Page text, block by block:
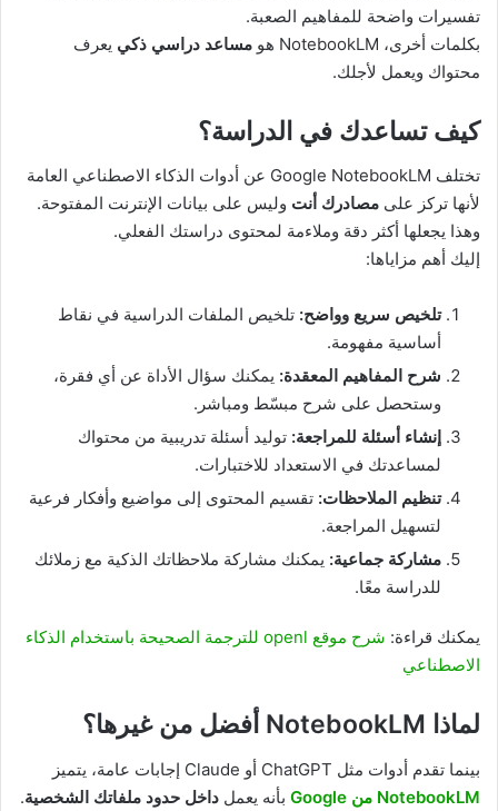
تفسيرات واضحة للمفاهيم الصعبة.
بكلمات أخرى، NotebookLM هو
مساعد دراسي ذكي يعرف
محتواك ويعمل لأجلك.
كيف تساعدك في الدراسة؟
تختلف Google NotebookLM عن أدوات الذكاء الاصطناعي العامة
لأنها تركز على مصادرك أنت وليس على بيانات الإنترنت المفتوحة.
وهذا يجعلها أكثر دقة وملاءمة لمحتوى دراستك الفعلي.
إليك أهم مزاياها:
تلخيص سريع وواضح: تلخيص الملفات الدراسية في نقاط
أساسية مفهومة.
شرح المفاهيم المعقدة: يمكنك سؤال الأداة عن أي فقرة،
وستحصل على شرح مبسّط ومباشر.
إنشاء أسئلة للمراجعة: توليد أسئلة تدريبية من محتواك
لمساعدتك في الاستعداد للاختبارات.
تنظيم الملاحظات: تقسيم المحتوى إلى مواضيع وأفكار فرعية
لتسهيل المراجعة.
مشاركة جماعية: يمكنك مشاركة ملاحظاتك الذكية مع زملائك
للدراسة معًا.
يمكنك قراءة:
شرح موقع openl للترجمة الصحيحة باستخدام الذكاء
الاصطناعي
لماذا NotebookLM أفضل من غيرها؟
بينما تقدم أدوات مثل ChatGPT أو Claude إجابات عامة، يتميز
NotebookLM من Google
بأنه يعمل داخل حدود ملفاتك الشخصية.